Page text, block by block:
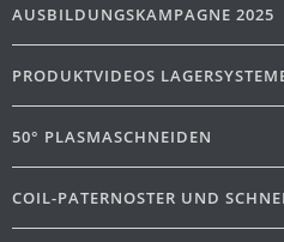
AUSBILDUNGSKAMPAGNE 2025
PRODUKTVIDEOS
50° PLASMASCHNEIDEN
COIL-PATERNOSTER UND